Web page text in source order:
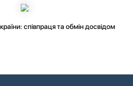
співпраця та обмін досвідом